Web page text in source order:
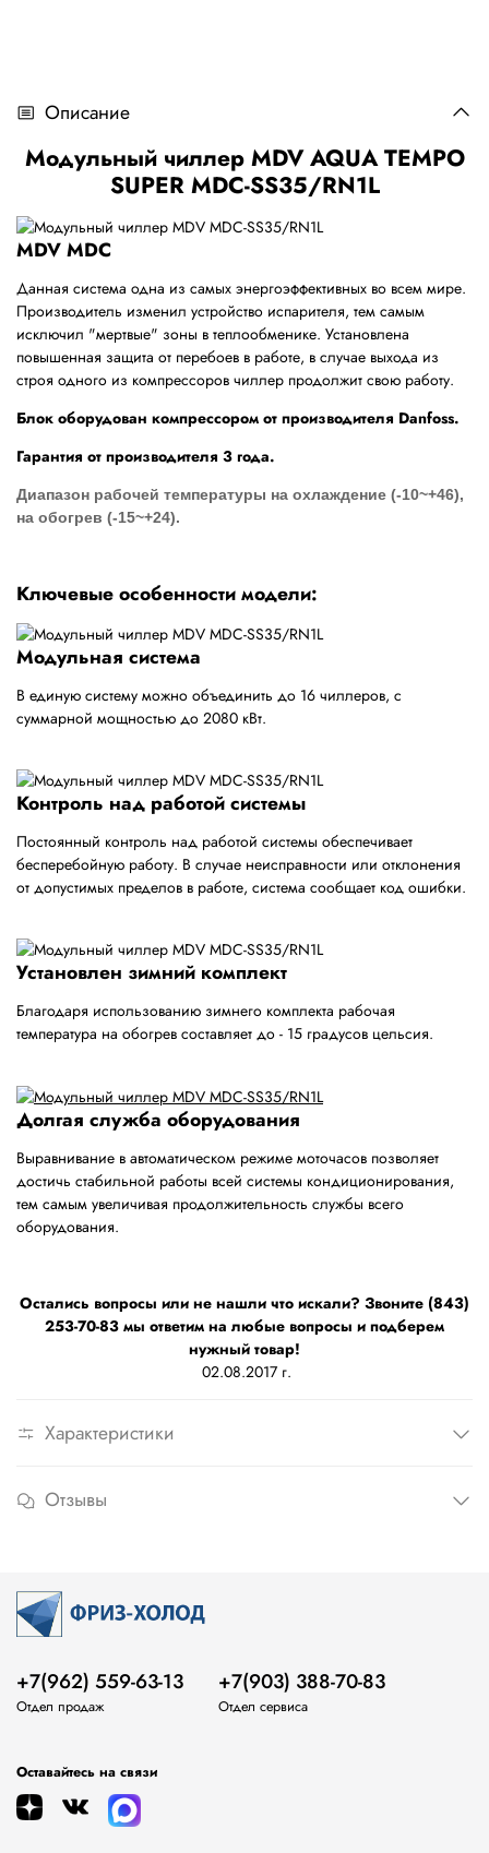
Описание
Модульный чиллер MDV AQUA TEMPO
SUPER MDC-SS35/RN1L
MDV MDC
Данная система одна из самых энергоэффективных во всем мире.
Производитель изменил устройство испарителя, тем самым
исключил "мертвые" зоны в теплообменике. Установлена
повышенная защита от перебоев в работе, в случае выхода из
строя одного из компрессоров чиллер продолжит свою работу.
Блок оборудован компрессором от производителя Danfoss.
Гарантия от производителя 3 года.
Диапазон рабочей температуры на охлаждение (-10~+46),
на обогрев (-15~+24).
Ключевые особенности модели:
Модульная система
В единую систему можно объединить до 16 чиллеров, с
суммарной мощностью до 2080 кВт.
Контроль над работой системы
Постоянный контроль над работой системы обеспечивает
бесперебойную работу. В случае неисправности или отклонения
от допустимых пределов в работе, система сообщает код ошибки.
Установлен зимний комплект
Благодаря использованию зимнего комплекта рабочая
температура на обогрев составляет до - 15 градусов цельсия.
Долгая служба оборудования
Выравнивание в автоматическом режиме моточасов позволяет
достичь стабильной работы всей системы кондиционирования,
тем самым увеличивая продолжительность службы всего
оборудования.
Остались вопросы или не нашли что искали? Звоните (843)
253-70-83 мы ответим на любые вопросы и подберем
нужный товар!
02.08.2017 г.
Характеристики
Отзывы
+7(962) 559-63-13
Отдел продаж
+7(903) 388-70-83
Отдел сервиса
Оставайтесь на связи